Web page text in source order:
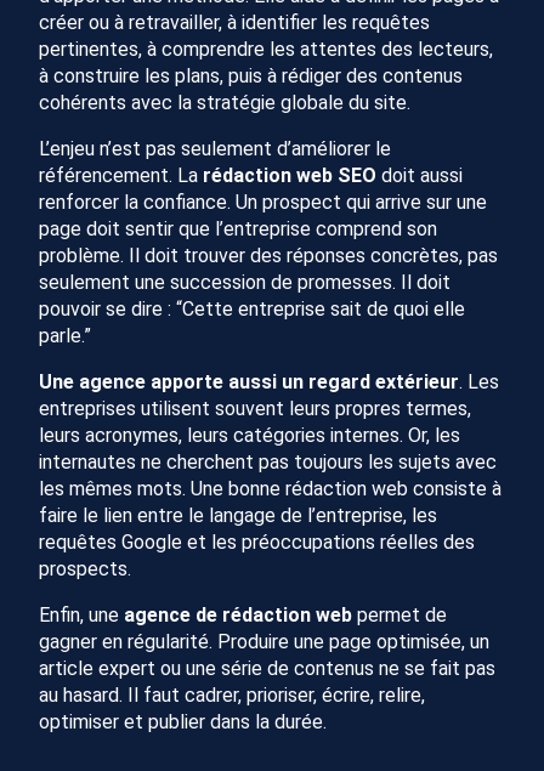
créer ou à retravailler, à identifier les requêtes
pertinentes, à comprendre les attentes des lecteurs,
à construire les plans, puis à rédiger des contenus
cohérents avec la stratégie globale du site.
L’enjeu n’est pas seulement d’améliorer le
référencement. La rédaction web SEO doit aussi
renforcer la confiance. Un prospect qui arrive sur une
page doit sentir que l’entreprise comprend son
problème. Il doit trouver des réponses concrètes, pas
seulement une succession de promesses. Il doit
pouvoir se dire : “Cette entreprise sait de quoi elle
parle.”
Une agence apporte aussi un regard extérieur. Les
entreprises utilisent souvent leurs propres termes,
leurs acronymes, leurs catégories internes. Or, les
internautes ne cherchent pas toujours les sujets avec
les mêmes mots. Une bonne rédaction web consiste à
faire le lien entre le langage de l’entreprise, les
requêtes Google et les préoccupations réelles des
prospects.
Enfin, une agence de rédaction web permet de
gagner en régularité. Produire une page optimisée, un
article expert ou une série de contenus ne se fait pas
au hasard. Il faut cadrer, prioriser, écrire, relire,
optimiser et publier dans la durée.